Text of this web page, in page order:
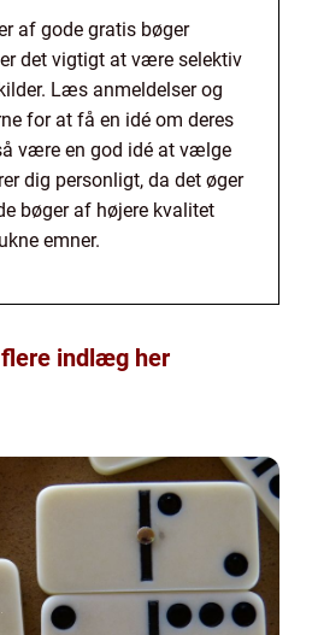
af gode gratis bøger
det vigtigt at være selektiv
Læs anmeldelser og
for at få en idé om deres
være en god idé at vælge
dig personligt, da det øger
bøger af højere kvalitet
emner.
indlæg her